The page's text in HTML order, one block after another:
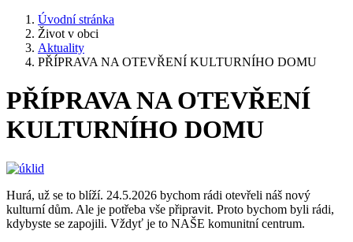
Úvodní stránka
Život v obci
Aktuality
PŘÍPRAVA NA OTEVŘENÍ KULTURNÍHO DOMU
PŘÍPRAVA NA OTEVŘENÍ
KULTURNÍHO DOMU
Hurá, už se to blíží. 24.5.2026 bychom rádi otevřeli náš nový
kulturní dům. Ale je potřeba vše připravit. Proto bychom byli rádi,
kdybyste se zapojili. Vždyť je to NAŠE komunitní centrum.